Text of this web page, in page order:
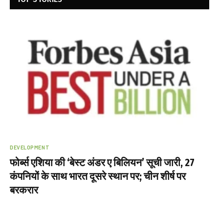
DEVELOPMENT
फोर्ब्स एशिया की ‘बेस्ट अंडर ए बिलियन’ सूची जारी, 27
कंपनियों के साथ भारत दूसरे स्थान पर; चीन शीर्ष पर
बरकरार